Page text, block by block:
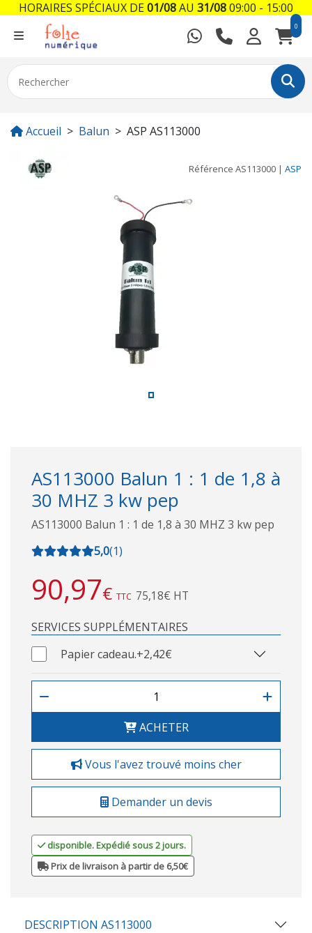
0
Accueil Balun ASP AS113000
Référence AS113000 | ASP
AS113000 Balun 1 : 1 de 1,8 à
30 MHZ 3 kw pep
AS113000 Balun 1 : 1 de 1,8 à 30 MHZ 3 kw pep
5,0(1)
90,97€ TTC 75,18€ HT
SERVICES SUPPLÉMENTAIRES
Papier cadeau.+2,42€
ACHETER
Vous l'avez trouvé moins cher
Demander un devis
disponible. Expédié sous 2 jours.
Prix de livraison à partir de 6,50€
DESCRIPTION AS113000
HORAIRES SPÉCIAUX DE01/08AU 31/0809:00 - 15:00